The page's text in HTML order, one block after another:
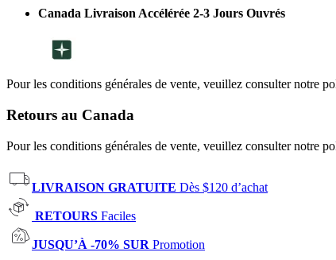
Canada Livraison Accélérée 2-3 Jours Ouvrés
Pour les conditions générales de vente, veuillez consulter notre
Retours au Canada
Pour les conditions générales de vente, veuillez consulter notre
LIVRAISON GRATUITE Dès $120 d’achat
RETOURS Faciles
JUSQU’À -70% SUR Promotion